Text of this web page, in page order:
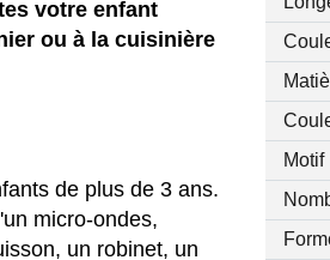
votre enfant
ou à la cuisinière
de plus de 3 ans.
micro-ondes,
un robinet, un
Motif